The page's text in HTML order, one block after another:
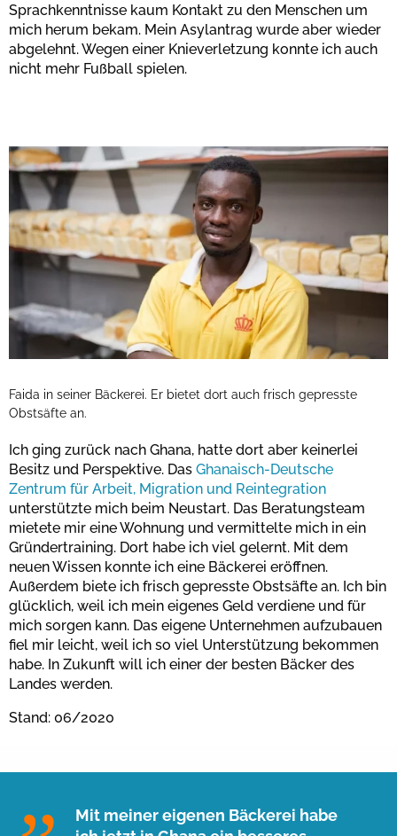
Sprachkenntnisse kaum Kontakt zu den Menschen um
mich herum bekam. Mein Asylantrag wurde aber wieder
abgelehnt. Wegen einer Knieverletzung konnte ich auch
nicht mehr Fußball spielen.
Faida in seiner Bäckerei. Er bietet dort auch frisch gepresste
Obstsäfte an.
Ich ging zurück nach Ghana, hatte dort aber keinerlei
Besitz und Perspektive. Das Ghanaisch-Deutsche
Zentrum für Arbeit, Migration und Reintegration
unterstützte mich beim Neustart. Das Beratungsteam
mietete mir eine Wohnung und vermittelte mich in ein
Gründertraining. Dort habe ich viel gelernt. Mit dem
neuen Wissen konnte ich eine Bäckerei eröffnen.
Außerdem biete ich frisch gepresste Obstsäfte an. Ich bin
glücklich, weil ich mein eigenes Geld verdiene und für
mich sorgen kann. Das eigene Unternehmen aufzubauen
fiel mir leicht, weil ich so viel Unterstützung bekommen
habe. In Zukunft will ich einer der besten Bäcker des
Landes werden.
Stand: 06/2020
Mit meiner eigenen Bäckerei habe